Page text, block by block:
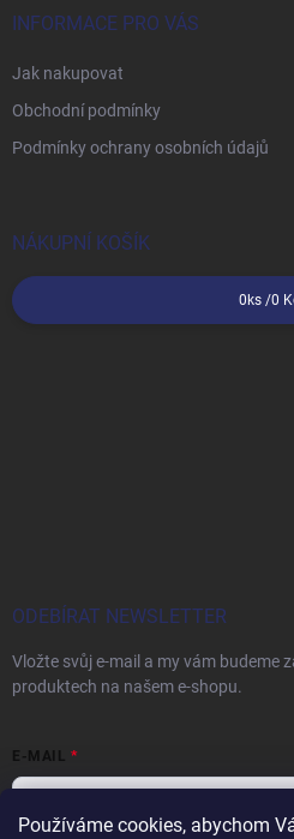
Používáme cookies, abychom
INFORMACE PRO VÁS
Jak nakupovat
Obchodní podmínky
Podmínky ochrany osobních údajů
NÁKUPNÍ KOŠÍK
0ks /0
ODEBÍRAT NEWSLETTER
Vložte svůj e-mail a my vám budeme
produktech na našem e-shopu.
E-MAIL